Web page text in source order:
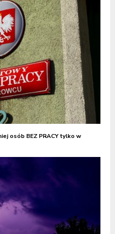
osób BEZ PRACY tylko w